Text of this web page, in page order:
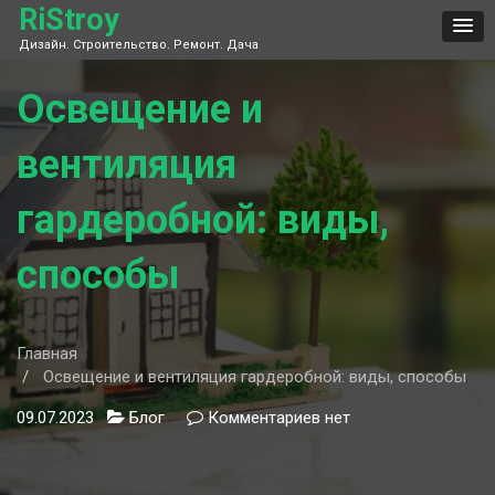
Skip
content
RiStroy
Дизайн. Строительство. Ремонт. Дача
Освещение и
вентиляция
гардеробной: виды,
способы
Главная
Освещение и вентиляция гардеробной: виды, способы
09.07.2023 Блог Комментариев кнет